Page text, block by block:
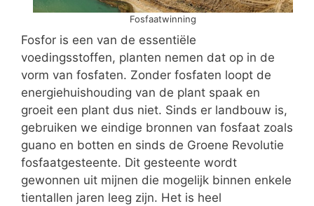
Fosfaatwinning
Fosfor is een van de essentiële
voedingsstoffen, planten nemen dat op in de
vorm van fosfaten. Zonder fosfaten loopt de
energiehuishouding van de plant spaak en
groeit een plant dus niet. Sinds er landbouw is,
gebruiken we eindige bronnen van fosfaat zoals
guano en botten en sinds de Groene Revolutie
fosfaatgesteente. Dit gesteente wordt
gewonnen uit mijnen die mogelijk binnen enkele
tientallen jaren leeg zijn. Het is heel